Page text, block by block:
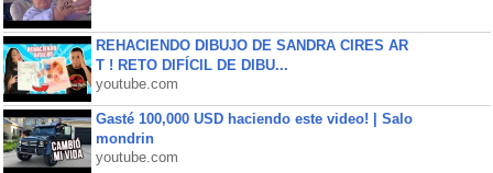
REHACIENDO DIBUJO DE SANDRA CIRES AR
T ! RETO DIFÍCIL DE DIBU...
youtube.com
Gasté 100,000 USD haciendo este video! | Salo
mondrin
youtube.com